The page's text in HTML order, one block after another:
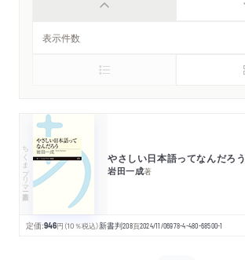
ちくまプリマー新書 やさしい日本語ってなんだろう
岩田一成著
定価:946円 （10％税込）新書判208頁2024/11/06978-4-480-68500-1